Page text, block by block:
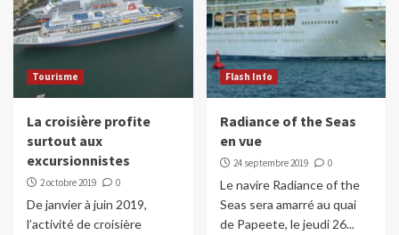
Tourisme
La croisière profite
surtout aux
excursionnistes
2 octobre 2019 0
De janvier à juin 2019,
l’activité de croisière
Flash Info
Radiance of the Seas
en vue
24 septembre 2019 0
Le navire Radiance of the
Seas sera amarré au quai
de Papeete, le jeudi 26...